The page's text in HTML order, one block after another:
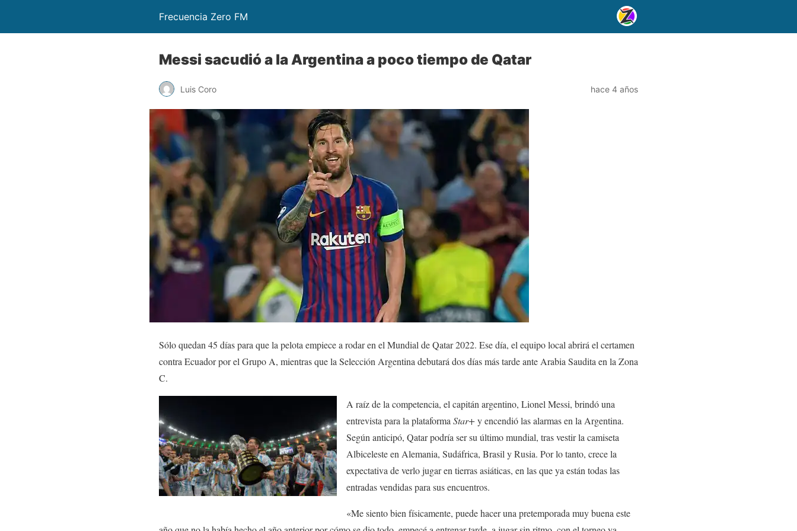
Frecuencia Zero FM
Messi sacudió a la Argentina a poco tiempo de Qatar
Luis Coro hace 4 años
Sólo quedan 45 días para que la pelota empiece a rodar en el Mundial de Qatar 2022. Ese día, el equipo local abrirá el certamen
contra Ecuador por el Grupo A, mientras que la Selección Argentina debutará dos días más tarde ante Arabia Saudita en la Zona
C.
A raíz de la competencia, el capitán argentino, Lionel Messi, brindó una
entrevista para la plataforma Star+y encendió las alarmas en la Argentina.
Según anticipó, Qatar podría ser su último mundial, tras vestir la camiseta
Albiceleste en Alemania, Sudáfrica, Brasil y Rusia. Por lo tanto, crece la
expectativa de verlo jugar en tierras asiáticas, en las que ya están todas las
entradas vendidas para sus encuentros.
«Me siento bien físicamente, puede hacer una pretemporada muy buena este